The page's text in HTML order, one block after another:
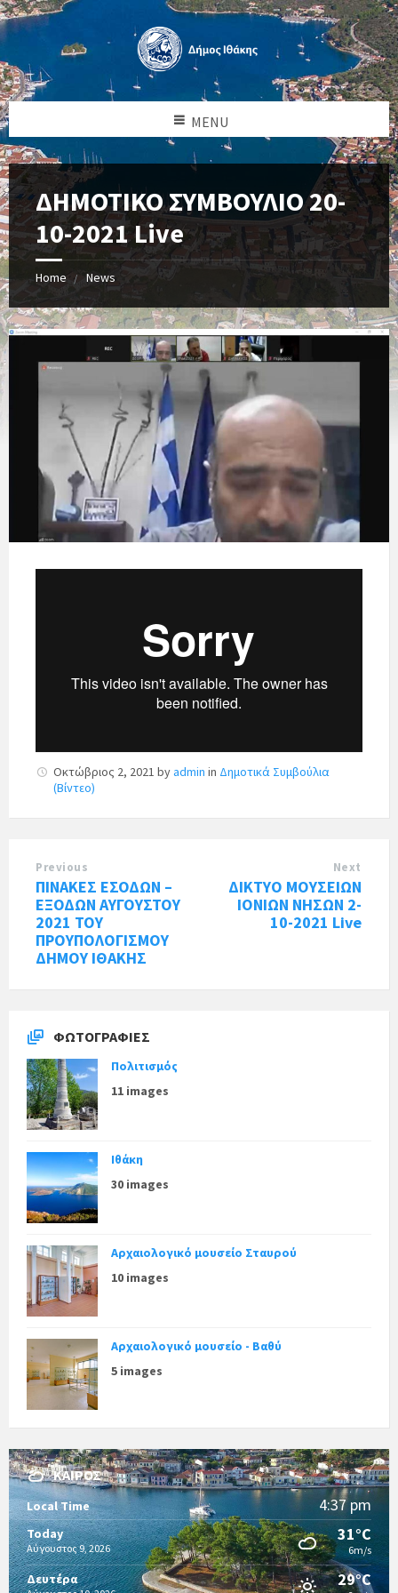
MENU
ΔΗΜΟΤΙΚΟ ΣΥΜΒΟΥΛΙΟ 20-
10-2021 Live
Home News
Οκτώβριος 2, 2021 byadmin in Δημοτικά Συμβούλια
(Βίντεο)
Previous
ΠΙΝΑΚΕΣ ΕΣΟΔΩΝ –
ΕΞΟΔΩΝ ΑΥΓΟΥΣΤΟΥ
2021 ΤΟΥ
ΠΡΟΥΠΟΛΟΓΙΣΜΟΥ
ΔΗΜΟΥ ΙΘΑΚΗΣ
Next
ΔΙΚΤΥΟ ΜΟΥΣΕΙΩΝ
ΙΟΝΙΩΝ ΝΗΣΩΝ 2-
10-2021 Live
ΦΩΤΟΓΡΑΦΊΕΣ
Πολιτισμός
11 images
Ιθάκη
30 images
Αρχαιολογικό μουσείο Σταυρού
10 images
Αρχαιολογικό μουσείο - Βαθύ
5 images
ΚΑΙΡΌΣ
Local Time 4:37 pm
Today
Αύγουστος 9, 2026
31°C
6m/s
Δευτέρα 29°C